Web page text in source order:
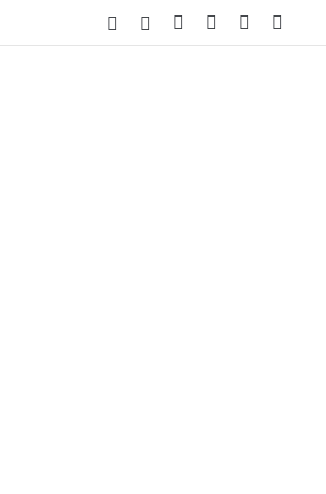
فيسبوك لينكدإنانستقرامتسجيل الدخول